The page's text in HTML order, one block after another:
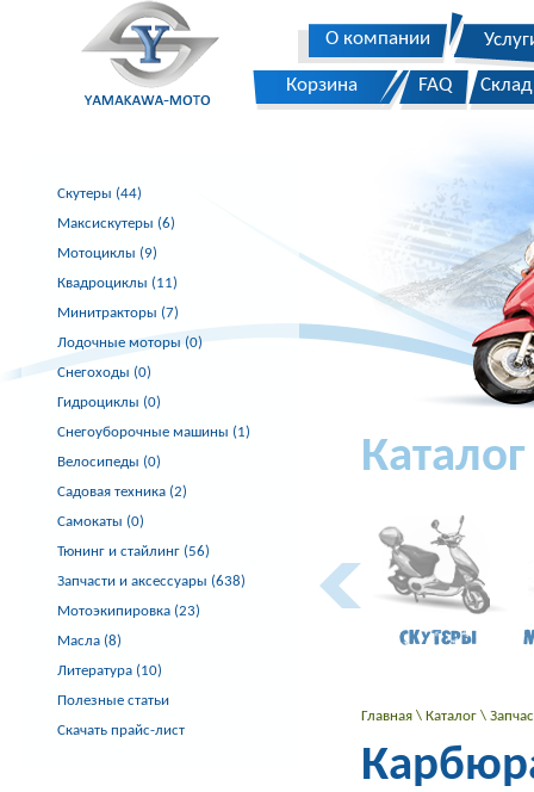
О компании
Корзина FAQ Склад
Скутеры (44)
Максискутеры (6)
Мотоциклы (9)
Квадроциклы (11)
Минитракторы (7)
Лодочные моторы (0)
Снегоходы (0)
Гидроциклы (0)
Снегоуборочные машины (1)
Велосипеды (0)
Садовая техника (2)
Самокаты (0)
Тюнинг и стайлинг (56)
Запчасти и аксессуары (638)
Мотоэкипировка (23)
Масла (8)
Литература (10)
Полезные статьи
Скачать прайс-лист
Каталог
Скутеры
Главная\Каталог\